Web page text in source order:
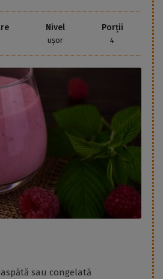
Nivel
ușor
Porții
4
sau congelată